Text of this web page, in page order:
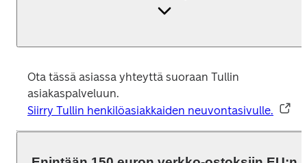
Ota tässä asiassa yhteyttä suoraan Tullin
Siirry Tullin henkilöasiakkaiden neuvontasivulle.